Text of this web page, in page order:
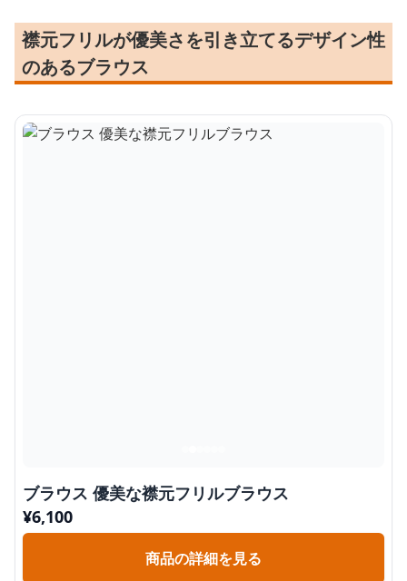
襟元フリルが優美さを引き立てるデザイン性
のあるブラウス
ブラウス 優美な襟元フリルブラウス
¥6,100
商品の詳細を見る